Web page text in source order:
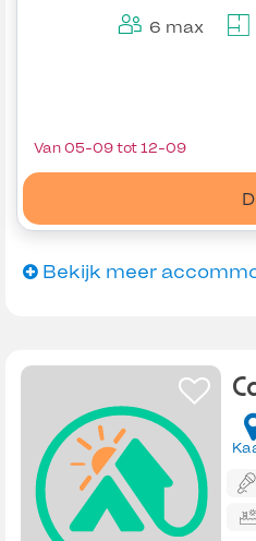
6 max
Van 05-09 tot 12-09
Bekijk meer